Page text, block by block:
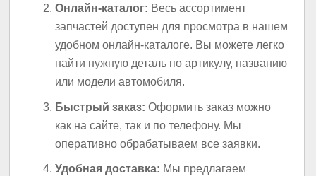
Онлайн-каталог: Весь ассортимент
запчастей доступен для просмотра в нашем
удобном онлайн-каталоге. Вы можете легко
найти нужную деталь по артикулу, названию
или модели автомобиля.
Быстрый заказ: Оформить заказ можно
как на сайте, так и по телефону. Мы
оперативно обрабатываем все заявки.
Удобная доставка: Мы предлагаем